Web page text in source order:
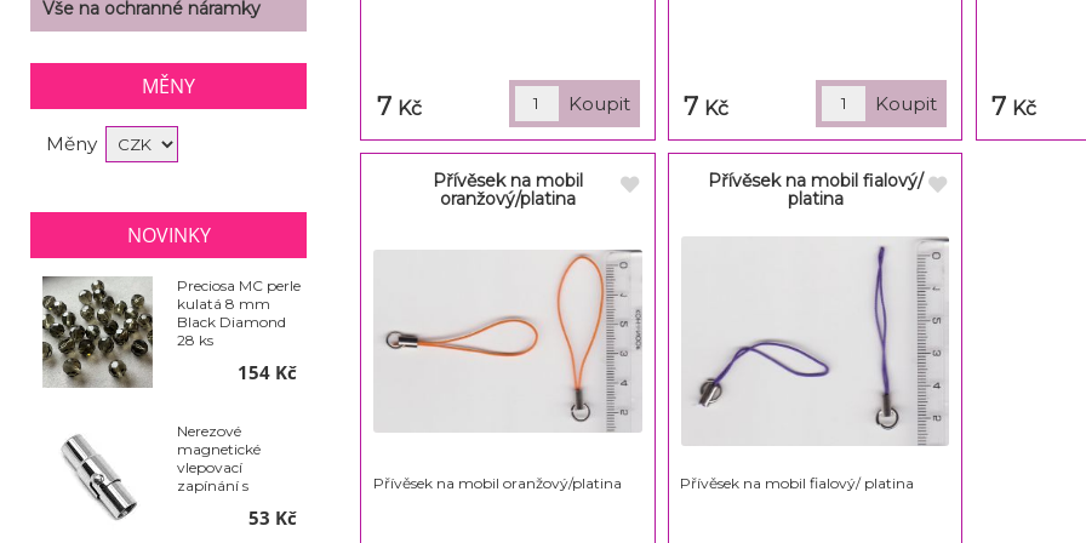
7 Kč 7 Kč 7 Kč
Přívěsek na mobil
oranžový/platina
Přívěsek na mobil oranžový/platina
Přívěsek na mobil fialový/
platina
Přívěsek na mobil fialový/ platina
Vše na ochranné náramky
MĚNY
Měny
NOVINKY
Preciosa MC perle
kulatá 8 mm
Black Diamond
28 ks
154 Kč
Nerezové
magnetické
vlepovací
zapínání s
53 Kč